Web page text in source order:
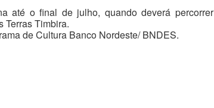
até o final de julho, quando deverá percorrer
Terras Timbira.
de Cultura Banco Nordeste/ BNDES.